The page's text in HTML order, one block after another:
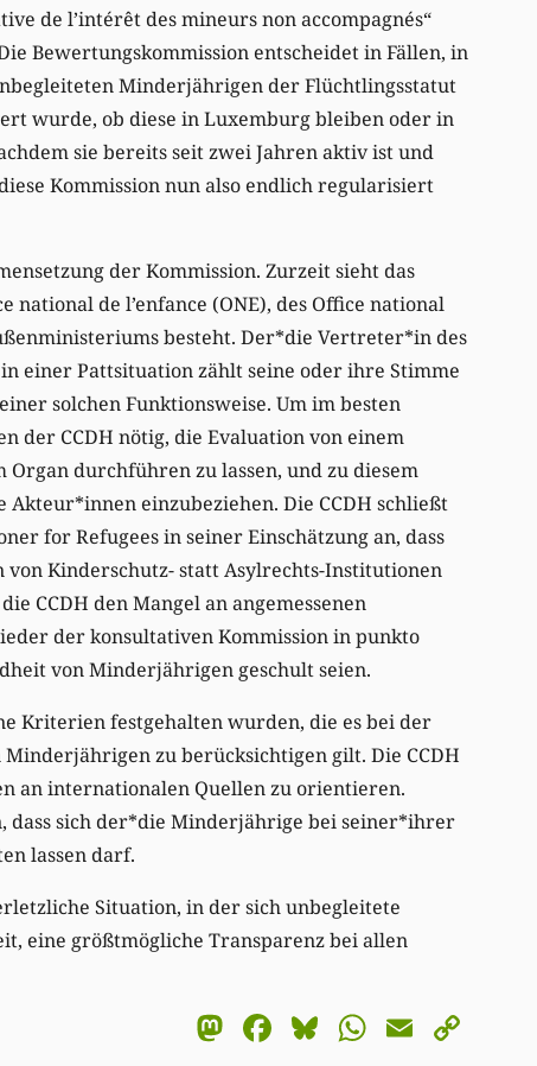
de l’intérêt des mineurs non accompagnés“
Bewertungskommission entscheidet in Fällen, in
Minderjährigen der Flüchtlingsstatut
wurde, ob diese in Luxemburg bleiben oder in
sie bereits seit zwei Jahren aktiv ist und
Kommission nun also endlich regularisiert
der Kommission. Zurzeit sieht das
national de l’enfance (ONE), des Office national
besteht. Der*die Vertreter*in des
einer Pattsituation zählt seine oder ihre Stimme
solchen Funktionsweise. Um im besten
der CCDH nötig, die Evaluation von einem
durchführen zu lassen, und zu diesem
einzubeziehen. Die CCDH schließt
for Refugees in seiner Einschätzung an, dass
Kinderschutz- statt Asylrechts-Institutionen
CCDH den Mangel an angemessenen
der konsultativen Kommission in punkto
von Minderjährigen geschult seien.
Kriterien festgehalten wurden, die es bei der
zu berücksichtigen gilt. Die CCDH
an internationalen Quellen zu orientieren.
dass sich der*die Minderjährige bei seiner*ihrer
lassen darf.
Situation, in der sich unbegleitete
eine größtmögliche Transparenz bei allen
Mastodon
Facebook
Bluesky
WhatsApp
Email